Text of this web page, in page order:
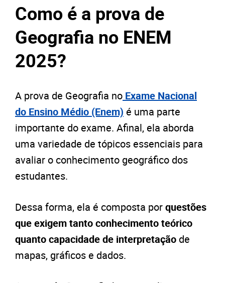
Como é a prova de
Geografia no ENEM
2025?
A prova de Geografia no Exame Nacional
do Ensino Médio (Enem) é uma parte
importante do exame. Afinal, ela aborda
uma variedade de tópicos essenciais para
avaliar o conhecimento geográfico dos
estudantes.
Dessa forma, ela é composta porquestões
que exigem tanto conhecimento teórico
quanto capacidade de interpretação de
mapas, gráficos e dados.